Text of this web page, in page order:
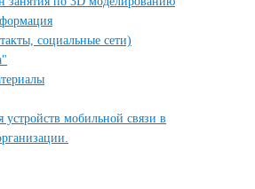
социальные сети)
устройств мобильной связи в